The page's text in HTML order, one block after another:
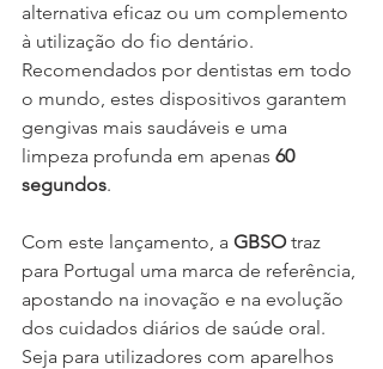
alternativa eficaz ou um complemento
à utilização do fio dentário.
Recomendados por dentistas em todo
o mundo, estes dispositivos garantem
gengivas mais saudáveis e uma
limpeza profunda em apenas 60
segundos.
Com este lançamento, a GBSO traz
para Portugal uma marca de referência,
apostando na inovação e na evolução
dos cuidados diários de saúde oral.
Seja para utilizadores com aparelhos